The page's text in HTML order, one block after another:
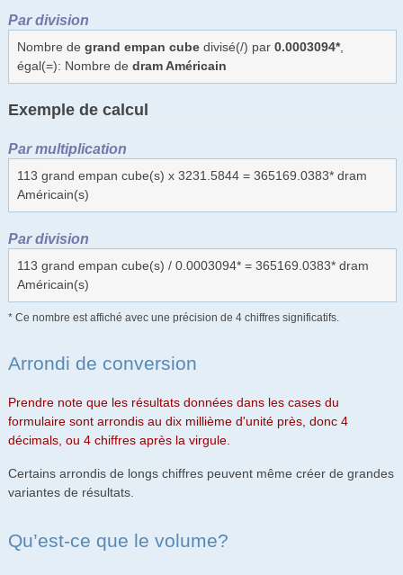
Par division
Nombre de grand empan cubedivisé(/) par 0.0003094*,
égal(=): Nombre de dram Américain
Exemple de calcul
Par multiplication
113 grand empan cube(s) x 3231.5844 = 365169.0383* dram
Américain(s)
Par division
113 grand empan cube(s) / 0.0003094* = 365169.0383* dram
Américain(s)
* Ce nombre est affiché avec une précision de 4 chiffres significatifs.
Arrondi de conversion
Prendre note que les résultats données dans les cases du
formulaire sont arrondis au dix millième d'unité près, donc 4
décimals, ou 4 chiffres après la virgule.
Certains arrondis de longs chiffres peuvent même créer de grandes
variantes de résultats.
Qu’est-ce que le volume?